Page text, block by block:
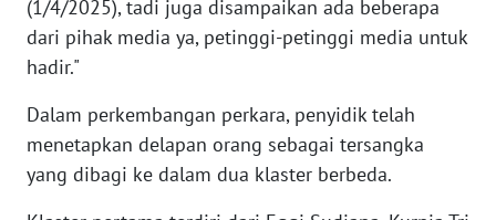
(1/4/2025), tadi juga disampaikan ada beberapa
dari pihak media ya, petinggi-petinggi media untuk
hadir."
Dalam perkembangan perkara, penyidik telah
menetapkan delapan orang sebagai tersangka
yang dibagi ke dalam dua klaster berbeda.
WN
NTT
WN
KEPRI